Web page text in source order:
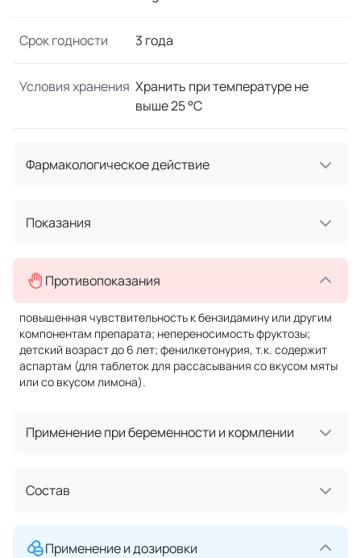
Срок годности 3 года
Условия хранения Хранить при температуре не
выше 25 °C
Фармакологическое действие
Показания
Противопоказания
повышенная чувствительность к бензидамину или другим
компонентам препарата; непереносимость фруктозы;
детский возраст до 6 лет; фенилкетонурия, т.к. содержит
аспартам (для таблеток для рассасывания со вкусом мяты
или со вкусом лимона).
Применение при беременности и кормлении
Состав
Применение и дозировки